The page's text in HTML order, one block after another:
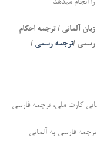
انجام میدهد
آلمانی / ترجمه احکام
رسمی /ترجمه رسمی /
کارت ملی، ترجمه فارسی
فارسی به آلمانی